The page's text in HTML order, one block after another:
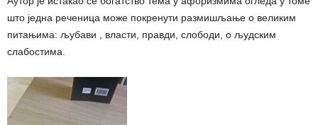
што једна реченица може покренути размишљање о великим
питањима: љубави , власти, правди, слободи, о људским
слабостима.